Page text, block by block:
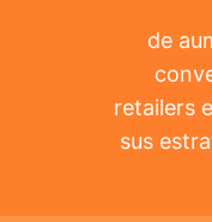
de
retailers
sus